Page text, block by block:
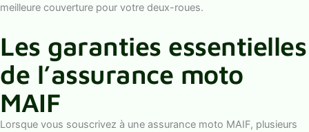
meilleure couverture pour votre deux-roues.
Les garanties essentielles
de l’assurance moto
MAIF
Lorsque vous souscrivez à une assurance moto MAIF, plusieurs